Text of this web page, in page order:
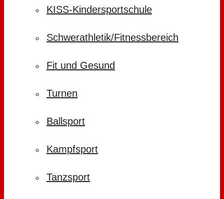
KISS-Kindersportschule
Schwerathletik/Fitnessbereich
Fit und Gesund
Turnen
Ballsport
Kampfsport
Tanzsport